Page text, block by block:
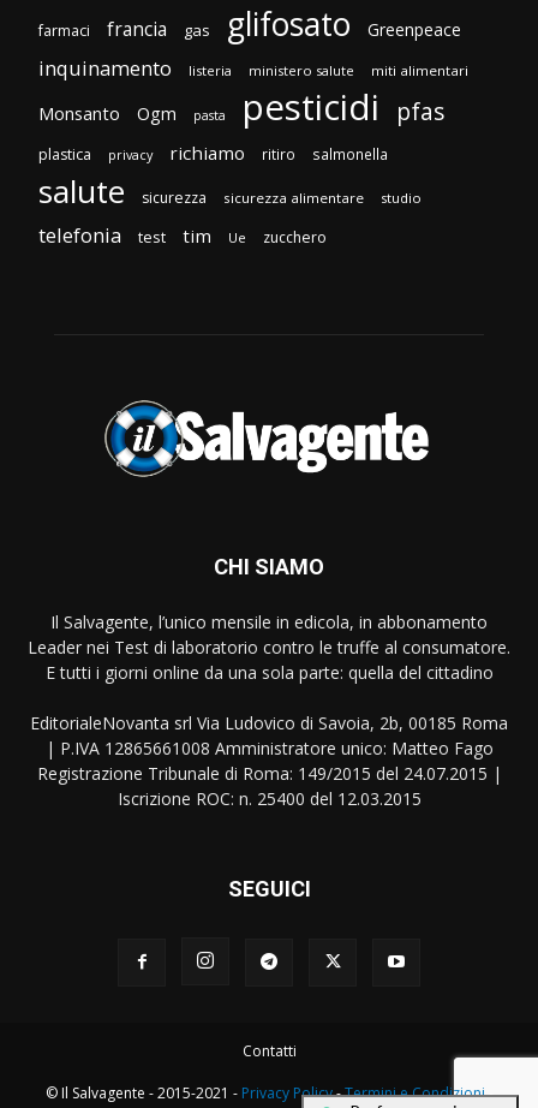
farmaci francia gas glifosato Greenpeace
inquinamento listeria ministero salute miti alimentari
Monsanto Ogm pasta pesticidi pfas
plastica privacy richiamo ritiro salmonella
salute sicurezza sicurezza alimentare studio
telefonia test tim Ue zucchero
CHI SIAMO
Il Salvagente, l’unico mensile in edicola, in abbonamento
Leader nei Test di laboratorio contro le truffe al consumatore.
E tutti i giorni online da una sola parte: quella del cittadino
EditorialeNovanta srl Via Ludovico di Savoia, 2b, 00185 Roma
| P.IVA 12865661008 Amministratore unico: Matteo Fago
Registrazione Tribunale di Roma: 149/2015 del 24.07.2015 |
Iscrizione ROC: n. 25400 del 12.03.2015
SEGUICI
Contatti
© Il Salvagente - 2015-2021 - Privacy Policy-Termini e Condizioni-